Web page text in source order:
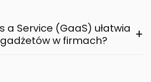
a Service (GaaS) ułatwia
w firmach?
+